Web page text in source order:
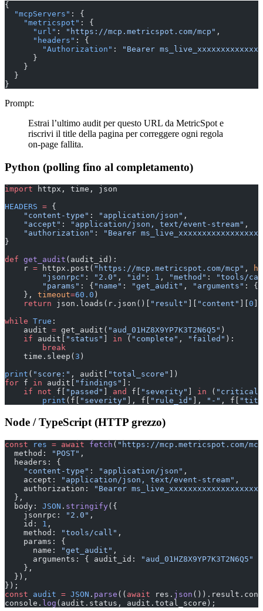
{
  "mcpServers"
: {
    "metricspot"
: {
      "url"
: "https://mcp.metricspot.com/mcp" ,
      "headers"
: {
        "Authorization"
:
"Bearer
      }
    }
  }
}
Prompt:
Estrai l’ultimo audit per questo URL da MetricSpot e
riscrivi il title della pagina per correggere ogni regola
on-page fallita.
Python (polling fino al completamento)
import httpx, time, json
HEADERS = {
    "content-type"
: "application/json" ,
    "accept"
: "application/json, text/event-stream" ,
    "authorization"
:
"Bearer
}
def get_audit (audit_id):
    r
= httpx.post( "https://mcp.metricspot.com/mcp" ,
        "jsonrpc"
: "2.0" , "id" : 1 , "method" :
"tools/
        "params"
: { "name" : "get_audit" , "arguments" : {
    },
timeout=60.0 )
    return
json.loads(r.json()[ "result" "content" 0
while True :
    audit
= get_audit( "aud_01HZ8X9YP7K3T2N6Q5" )
    if
audit[ "status" in ( "complete" , "failed" ):
        break
    time.sleep(
3 )
print ( "score:" , audit[ "total_score"
])
for f in audit[ "findings"
]:
    if
not f[ "passed" and f[ "severity" in ( "critical"
        print
(f[ "severity" ], f[ "rule_id" ], "-" , f[
Node / TypeScript (HTTP grezzo)
const res = await fetch ( "https://mcp.metricspot.com/
  method:
"POST" ,
  headers: {
    "content-type"
: "application/json" ,
    accept:
"application/json, text/event-stream" ,
    authorization:
"Bearer
  },
  body:
JSON . stringify({
    jsonrpc:
"2.0" ,
    id:
1 ,
    method:
"tools/call" ,
    params: {
      name:
"get_audit" ,
      arguments: { audit_id:
"aud_01HZ8X9YP7K3T2N6Q5"
    },
  }),
});
const audit = JSON . parse (( await res. json
console. log (audit.status, audit.total_score);